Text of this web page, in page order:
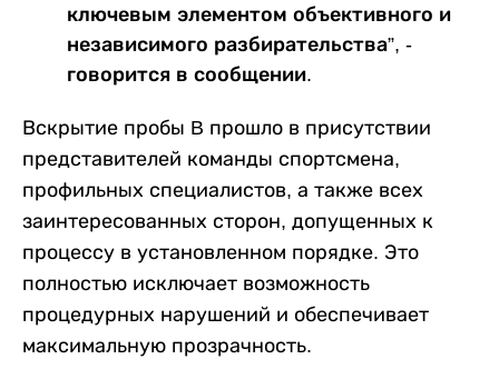
ключевым элементом объективного и
независимого разбирательства”, -
говорится в сообщении.
Вскрытие пробы B прошло в присутствии
представителей команды спортсмена,
профильных специалистов, а также всех
заинтересованных сторон, допущенных к
процессу в установленном порядке. Это
полностью исключает возможность
процедурных нарушений и обеспечивает
максимальную прозрачность.